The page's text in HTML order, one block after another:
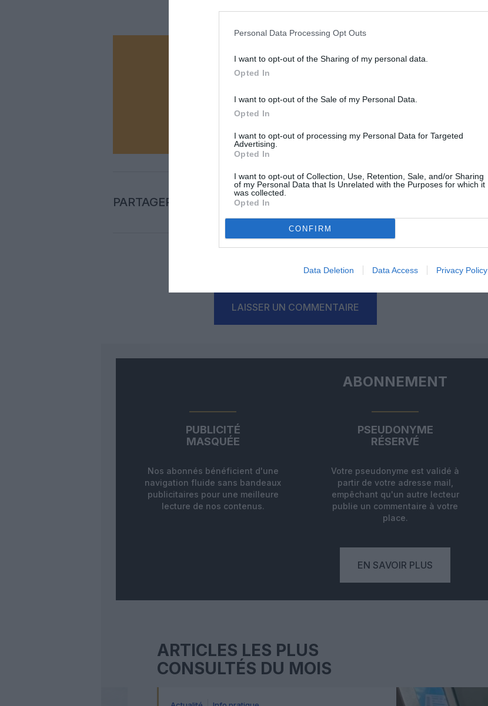
Personal Data Processing Opt Outs
I want to opt-out of the Sharing of my personal data.
Opted In
I want to opt-out of the Sale of my Personal Data.
Opted In
I want to opt-out of processing my Personal Data for Targeted
Advertising.
Opted In
I want to opt-out of Collection, Use, Retention, Sale, and/or Sharing
of my Personal Data that Is Unrelated with the Purposes for which it
was collected.
Opted In
CONFIRM
Data Deletion Data Access Privacy Policy
Vous avez apprécié l’article ?
Soutenez-nous, faites un don !
NOUS SOUTENIR
PARTAGER L'ARTICLE
FacebookTwitter
Aucun commentaire !
LAISSER UN COMMENTAIRE
ABONNEMENT
PUBLICITÉ
MASQUÉE
Nos abonnés bénéficient d'une
navigation fluide sans bandeaux
publicitaires pour une meilleure
lecture de nos contenus.
PSEUDONYME
RÉSERVÉ
Votre pseudonyme est validé à
partir de votre adresse mail,
empêchant qu'un autre lecteur
publie un commentaire à votre
place.
EN SAVOIR PLUS
ARTICLES LES PLUS
CONSULTÉS DU MOIS